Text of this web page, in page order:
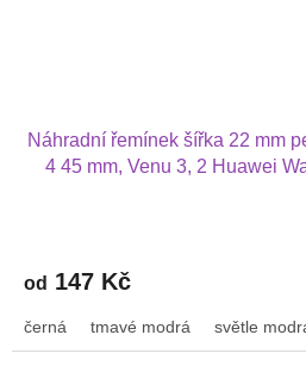
Náhradní řemínek šířka 22 mm
4 45 mm, Venu 3, 2 Huawei
od 147 Kč
černá tmavé modrá světle